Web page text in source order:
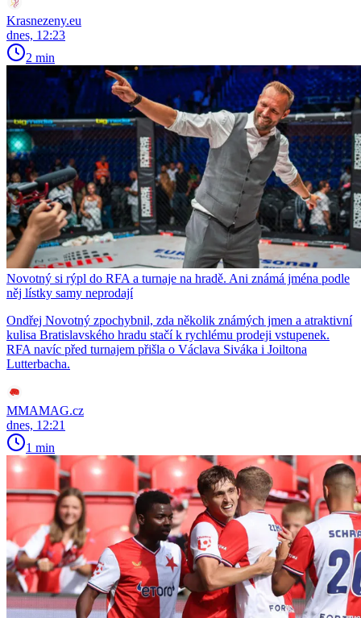
Krasnezeny.eu
dnes, 12:23
2 min
Novotný si rýpl do RFA a turnaje na hradě. Ani známá jména podle
něj lístky samy neprodají
Ondřej Novotný zpochybnil, zda několik známých jmen a atraktivní
kulisa Bratislavského hradu stačí k rychlému prodeji vstupenek.
RFA navíc před turnajem přišla o Václava Siváka i Joiltona
Lutterbacha.
MMAMAG.cz
dnes, 12:21
1 min